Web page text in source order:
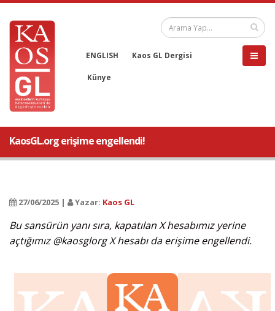
ENGLISH Kaos GL Dergisi
Künye
KaosGL.org erişime engellendi!
27/06/2025 | Yazar: Kaos GL
Bu sansürün yanı sıra, kapatılan X hesabımız yerine
açtığımız @kaosglorg X hesabı da erişime engellendi.